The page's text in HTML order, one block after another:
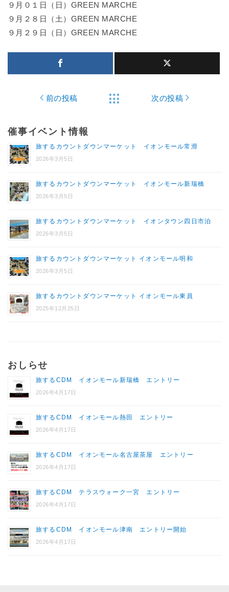
９月０１日（日）GREEN MARCHE
９月２８日（土）GREEN MARCHE
９月２９日（日）GREEN MARCHE
前の投稿 次の投稿
催事イベント情報
旅するカウントダウンマーケット イオンモール常滑
2026年3月5日
旅するカウントダウンマーケット イオンモール新瑞橋
2026年3月5日
旅するカウントダウンマーケット イオンタウン四日市泊
2026年3月5日
旅するカウントダウンマーケット イオンモール明和
2026年3月5日
旅するカウントダウンマーケット イオンモール東員
2025年12月25日
おしらせ
旅するCDM イオンモール新瑞橋 エントリー
2026年4月17日
旅するCDM イオンモール熱田 エントリー
2026年4月17日
旅するCDM イオンモール名古屋茶屋 エントリー
2026年4月17日
旅するCDM テラスウォーク一宮 エントリー
2026年4月17日
旅するCDM イオンモール津南 エントリー開始
2026年4月17日